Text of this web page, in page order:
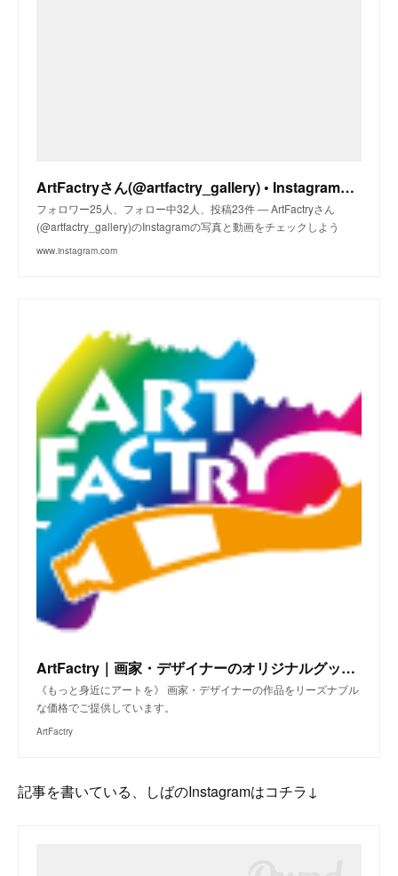
ArtFactryさん(@artfactry_gallery) • Instagram写真と動画
フォロワー25人、フォロー中32人、投稿23件 ― ArtFactryさん
(@artfactry_gallery)のInstagramの写真と動画をチェックしよう
www.instagram.com
ArtFactry｜画家・デザイナーのオリジナルグッズ販売
《もっと身近にアートを》 画家・デザイナーの作品をリーズナブル
な価格でご提供しています。
ArtFactry
記事を書いている、しばのInstagramはコチラ↓